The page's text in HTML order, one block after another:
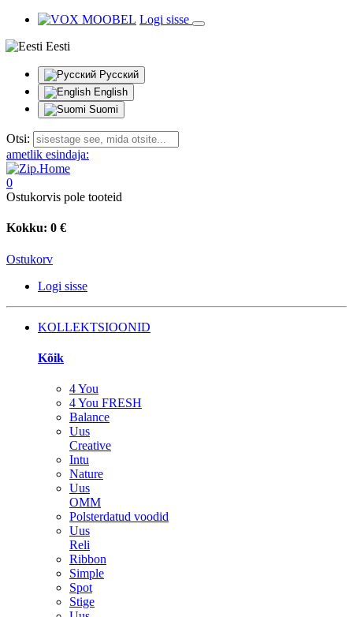
Logi sisse
Eesti
Русский
English
Suomi
Otsi:
ametlik esindaja:
0
Ostukorvis pole tooteid
Kokku: 0 €
Ostukorv
Logi sisse
KOLLEKTSIOONID
Kõik
4 You
4 You FRESH
Balance
Uus
Creative
Intu
Nature
Uus
OMM
Polsterdatud voodid
Uus
Reli
Ribbon
Simple
Spot
Stige